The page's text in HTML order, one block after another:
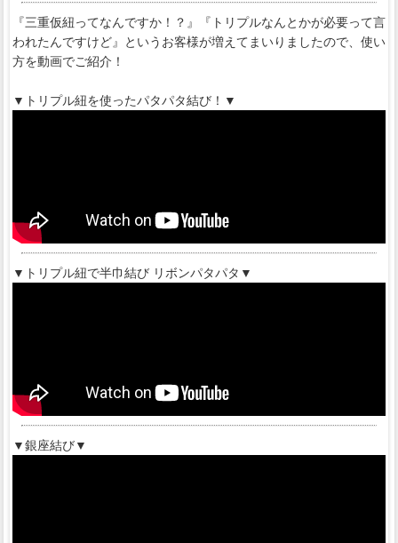
『三重仮紐ってなんですか！？』『トリプルなんとかが必要って言
われたんですけど』というお客様が増えてまいりましたので、使い
方を動画でご紹介！
▼トリプル紐を使ったパタパタ結び！▼
▼トリプル紐で半巾結び リボンパタパタ▼
▼銀座結び▼